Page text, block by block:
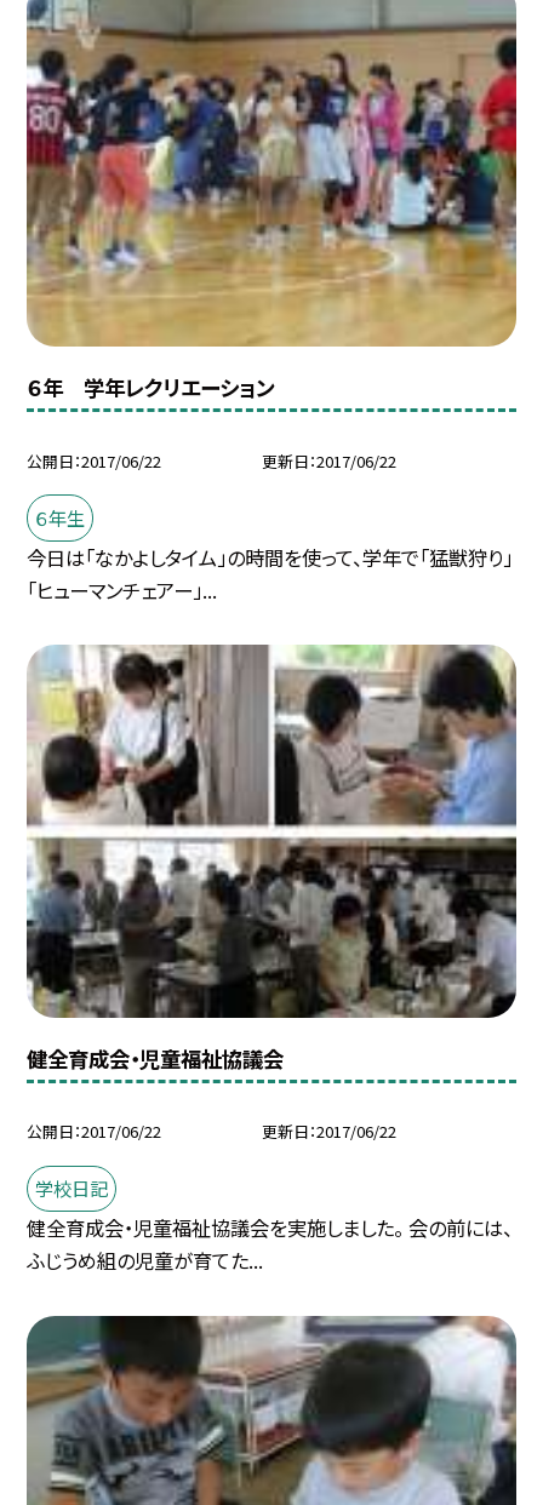
６年 学年レクリエーション
公開日 2017/06/22 更新日 2017/06/22
６年生
今日は「なかよしタイム」の時間を使って、学年で「猛獣狩り」
「ヒューマンチェアー」...
健全育成会・児童福祉協議会
公開日 2017/06/22 更新日 2017/06/22
学校日記
健全育成会・児童福祉協議会を実施しました。 会の前には、
ふじうめ組の児童が育てた...